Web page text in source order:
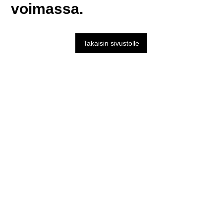
voimassa.
Takaisin sivustolle